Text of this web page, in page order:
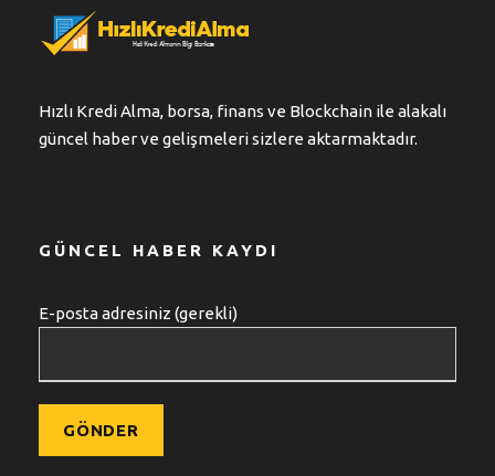
Hızlı Kredi Alma, borsa, finans ve Blockchain ile alakalı
güncel haber ve gelişmeleri sizlere aktarmaktadır.
GÜNCEL HABER KAYDI
E-posta adresiniz (gerekli)